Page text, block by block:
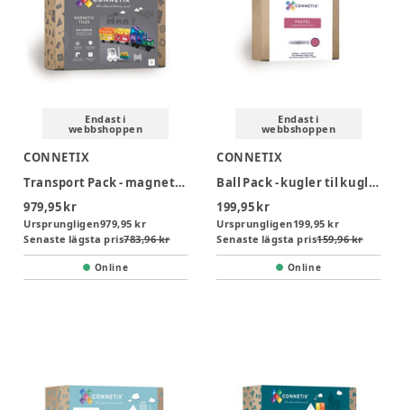
Endast i
webbshoppen
CONNETIX
Transport Pack - magnetsæt 50 dele - rainbow
979,95 kr
Ursprungligen979,95 kr
Senaste lägsta pris783,96 kr
Online
Endast i
webbshoppen
CONNETIX
Ball Pack - kugler til kuglebane 16 dele - pastel
199,95 kr
Ursprungligen199,95 kr
Senaste lägsta pris159,96 kr
Online